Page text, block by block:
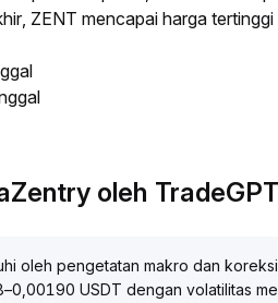
ZENT mencapai harga
oleh TradeGPT
oleh pengetatan makro dan
USDT dengan volatilitas